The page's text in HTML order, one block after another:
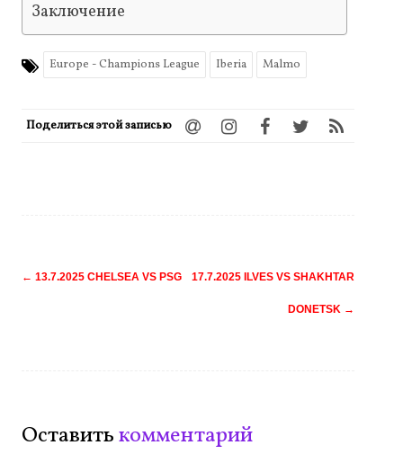
Заключение
Europe - Champions League Iberia Malmo
Поделиться этой записью
Навигация
← 13.7.2025 CHELSEA VS PSG 17.7.2025 ILVES VS SHAKHTAR
DONETSK →
Оставитькомментарий